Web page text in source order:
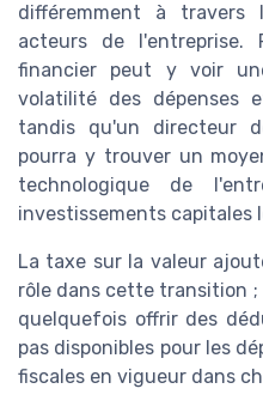
différemment à travers
acteurs de l'entreprise.
financier peut y voir
volatilité des dépenses
tandis qu'un directeur
pourra y trouver un
technologique de
investissements capitales
La taxe sur la valeur
rôle dans cette transition ;
quelquefois offrir des
pas disponibles pour les
fiscales en vigueur dans